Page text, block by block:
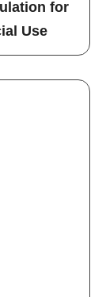
for
Use